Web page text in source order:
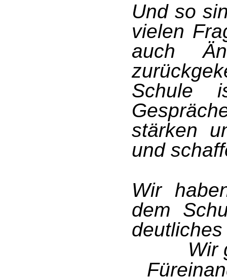
Und so
vielen
auch
Schule
stärken
und
Wir
dem
Wir